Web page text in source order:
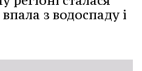
з водоспаду і